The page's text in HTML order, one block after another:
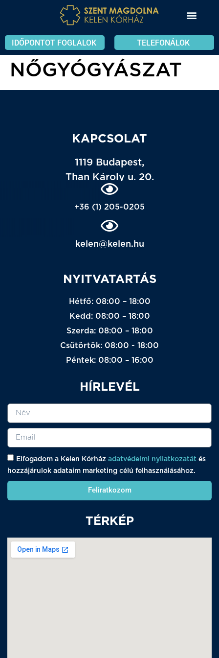
IDŐPONTOT FOGLALOK TELEFONÁLOK
NŐGYÓGYÁSZAT
KAPCSOLAT
1119 Budapest,
Than Károly u. 20.
+36 (1) 205-0205
kelen@kelen.hu
NYITVATARTÁS
Hétfő: 08:00 – 18:00
Kedd: 08:00 – 18:00
Szerda: 08:00 – 18:00
Csütörtök: 08:00 - 18:00
Péntek: 08:00 – 16:00
HÍRLEVÉL
Elfogadom a Kelen Kórház adatvédelmi nyilatkozatát és
hozzájárulok adataim marketing célú felhasználásához.
Feliratkozom
TÉRKÉP